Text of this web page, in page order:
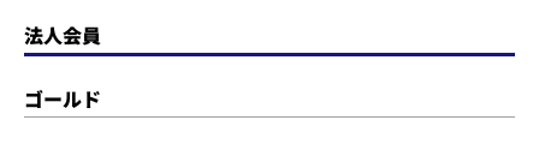
法人会員
ゴールド